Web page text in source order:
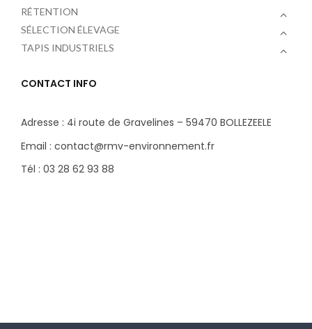
RÉTENTION
SÉLECTION ÉLEVAGE
TAPIS INDUSTRIELS
CONTACT INFO
Adresse : 4i route de Gravelines – 59470 BOLLEZEELE
Email : contact@rmv-environnement.fr
Tél : 03 28 62 93 88